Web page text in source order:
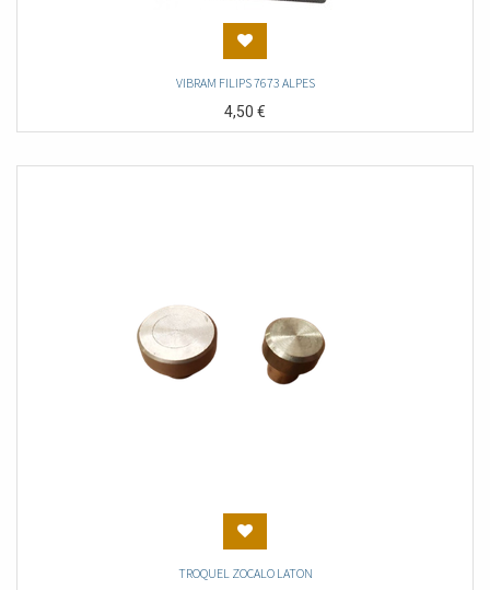
VIBRAM FILIPS 7673 ALPES
4,50€
TROQUEL ZOCALO LATON